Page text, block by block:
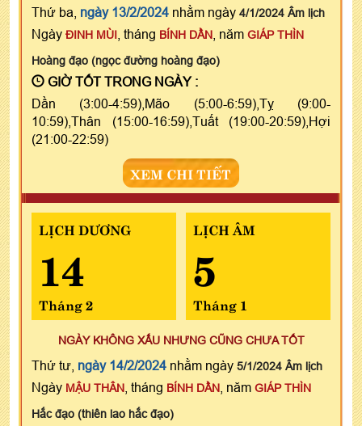
Thứ ba, ngày 13/2/2024 nhằm ngày 4/1/2024 Âm lịch
Ngày ĐINH MÙI , tháng BÍNH DẦN , năm GIÁP THÌN
Hoàng đạo (ngọc đường hoàng đạo)
GIỜ TỐT TRONG NGÀY :
Dần (3:00-4:59),Mão (5:00-6:59),Tỵ (9:00-
10:59),Thân (15:00-16:59),Tuất (19:00-20:59),Hợi
(21:00-22:59)
XEM CHI TIẾT
LỊCH DƯƠNG
14
Tháng 2
LỊCH ÂM
5
Tháng 1
NGÀY KHÔNG XẤU NHƯNG CŨNG CHƯA TỐT
Thứ tư, ngày 14/2/2024 nhằm ngày 5/1/2024 Âm lịch
Ngày MẬU THÂN , tháng BÍNH DẦN , năm GIÁP THÌN
Hắc đạo (thiên lao hắc đạo)